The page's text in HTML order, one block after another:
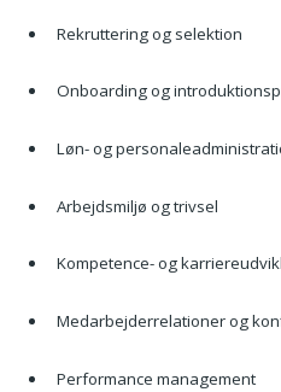
Rekruttering og selektion
Onboarding og
Løn- og
Arbejdsmiljø og trivsel
Kompetence- og
Medarbejderrelationer og
Performance management